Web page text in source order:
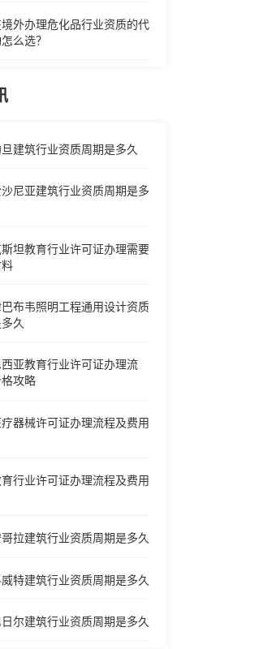
外办理危化品行业资质的代
么选？
建筑行业资质周期是多久
尼亚建筑行业资质周期是多
坦教育行业许可证办理需要
巴布韦照明工程通用设计资质
久
亚教育行业许可证办理流
攻略
器械许可证办理流程及费用
行业许可证办理流程及费用
拉建筑行业资质周期是多久
特建筑行业资质周期是多久
日尔建筑行业资质周期是多久